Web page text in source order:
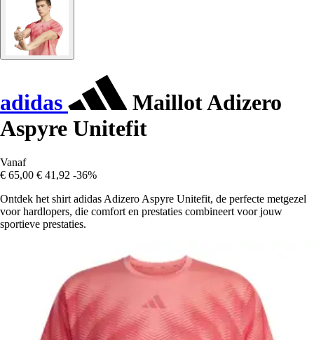
adidas
Maillot Adizero
Aspyre Unitefit
Vanaf
€ 65,00 € 41,92 -36%
Ontdek het shirt adidas Adizero Aspyre Unitefit, de perfecte metgezel
voor hardlopers, die comfort en prestaties combineert voor jouw
sportieve prestaties.